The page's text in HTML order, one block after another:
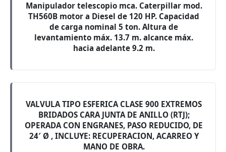
Manipulador telescopio mca. Caterpillar mod.
TH560B motor a Diesel de 120 HP. Capacidad
de carga nominal 5 ton. Altura de
levantamiento máx. 13.7 m. alcance máx.
hacia adelante 9.2 m.
VALVULA TIPO ESFERICA CLASE 900 EXTREMOS
BRIDADOS CARA JUNTA DE ANILLO (RTJ);
OPERADA CON ENGRANES, PASO REDUCIDO, DE
24′ Ø , INCLUYE: RECUPERACION, ACARREO Y
MANO DE OBRA.